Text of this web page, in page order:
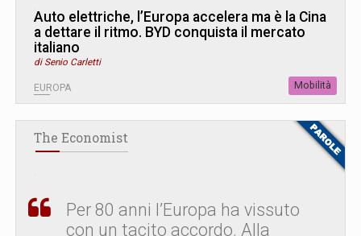
Auto elettriche, l’Europa accelera ma è la Cina
a dettare il ritmo. BYD conquista il mercato
italiano
di Senio Carletti
EUROPA Mobilità
The Economist
Per 80 anni l’Europa ha vissuto
con un tacito accordo. Alla